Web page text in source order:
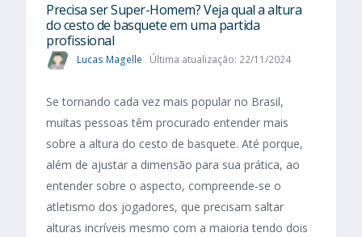
Precisa ser Super-Homem? Veja qual a altura
do cesto de basquete em uma partida
profissional
Lucas Magelle Última atualização: 22/11/2024
Se tornando cada vez mais popular no Brasil,
muitas pessoas têm procurado entender mais
sobre a altura do cesto de basquete. Até porque,
além de ajustar a dimensão para sua prática, ao
entender sobre o aspecto, compreende-se o
atletismo dos jogadores, que precisam saltar
alturas incríveis mesmo com a maioria tendo dois